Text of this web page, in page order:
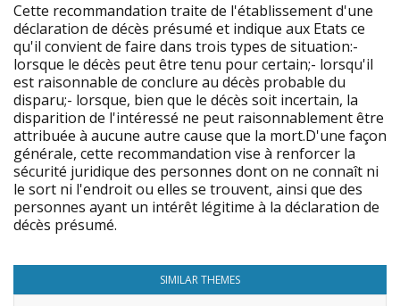
Cette recommandation traite de l'établissement d'une
déclaration de décès présumé et indique aux Etats ce
qu'il convient de faire dans trois types de situation:-
lorsque le décès peut être tenu pour certain;- lorsqu'il
est raisonnable de conclure au décès probable du
disparu;- lorsque, bien que le décès soit incertain, la
disparition de l'intéressé ne peut raisonnablement être
attribuée à aucune autre cause que la mort.D'une façon
générale, cette recommandation vise à renforcer la
sécurité juridique des personnes dont on ne connaît ni
le sort ni l'endroit ou elles se trouvent, ainsi que des
personnes ayant un intérêt légitime à la déclaration de
décès présumé.
SIMILAR THEMES